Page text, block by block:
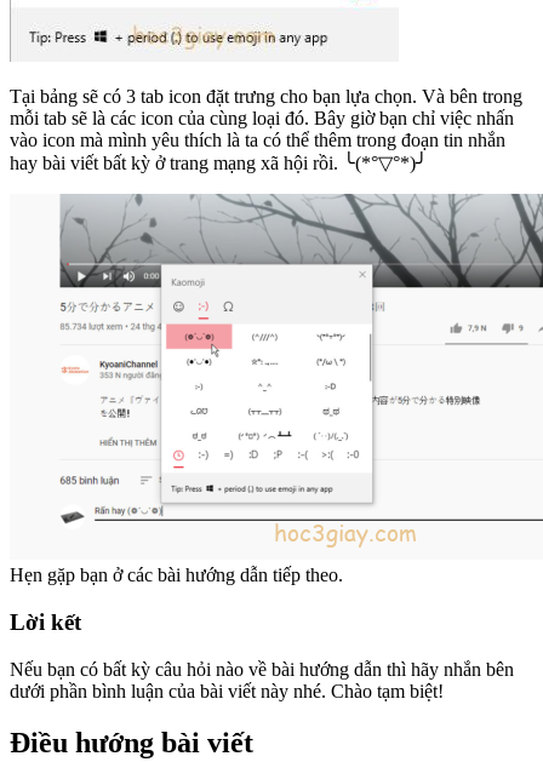
Tại bảng sẽ có 3 tab icon đặt trưng cho bạn lựa chọn. Và bên trong
mỗi tab sẽ là các icon của cùng loại đó. Bây giờ bạn chỉ việc nhấn
vào icon mà mình yêu thích là ta có thể thêm trong đoạn tin nhắn
hay bài viết bất kỳ ở trang mạng xã hội rồi. ╰(*°▽°*)╯
Hẹn gặp bạn ở các bài hướng dẫn tiếp theo.
Lời kết
Nếu bạn có bất kỳ câu hỏi nào về bài hướng dẫn thì hãy nhắn bên
dưới phần bình luận của bài viết này nhé. Chào tạm biệt!
Điều hướng bài viết